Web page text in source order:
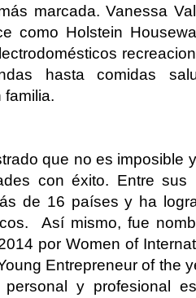
marcada. Vanessa
como Holstein
hasta comidas
familia.
que no es imposible
con éxito. Entre
de 16 países y ha
Así mismo, fue
por Women of
Entrepreneur of the
y profesional